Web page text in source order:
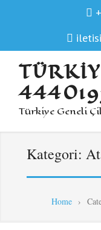
Türkiye Geneli
Kategori:
Home ›